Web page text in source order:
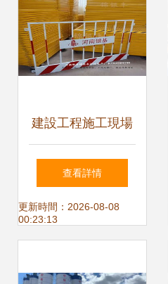
建設工程施工現場
鋼筋加工棚與基坑
安全防護綜合設計
查看詳情
更新時間：2026-08-08
00:23:13